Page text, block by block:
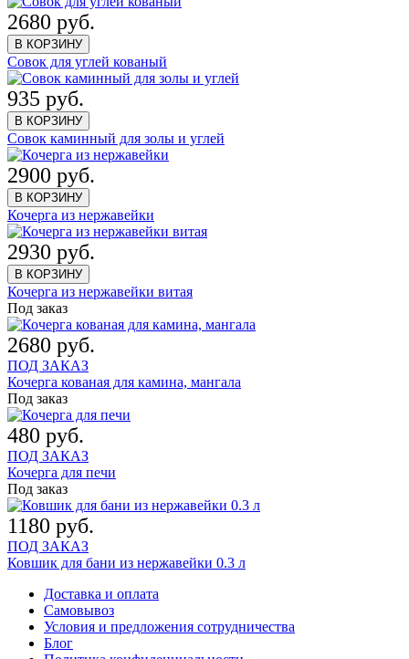
2680 руб.
В КОРЗИНУ
Совок для углей кованый
935 руб.
В КОРЗИНУ
Совок каминный для золы и углей
2900 руб.
В КОРЗИНУ
Кочерга из нержавейки
2930 руб.
В КОРЗИНУ
Кочерга из нержавейки витая
Под заказ
2680 руб.
ПОД ЗАКАЗ
Кочерга кованая для камина, мангала
Под заказ
480 руб.
ПОД ЗАКАЗ
Кочерга для печи
Под заказ
1180 руб.
ПОД ЗАКАЗ
Ковшик для бани из нержавейки 0.3 л
Доставка и оплата
Самовывоз
Условия и предложения сотрудничества
Блог